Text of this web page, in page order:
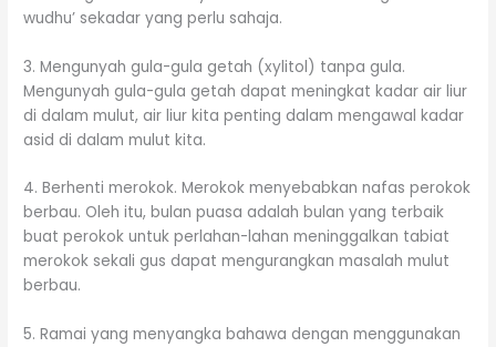
wudhu’ sekadar yang perlu sahaja.
3. Mengunyah gula-gula getah (xylitol) tanpa gula.
Mengunyah gula-gula getah dapat meningkat kadar air liur
di dalam mulut, air liur kita penting dalam mengawal kadar
asid di dalam mulut kita.
4. Berhenti merokok. Merokok menyebabkan nafas perokok
berbau. Oleh itu, bulan puasa adalah bulan yang terbaik
buat perokok untuk perlahan-lahan meninggalkan tabiat
merokok sekali gus dapat mengurangkan masalah mulut
berbau.
5. Ramai yang menyangka bahawa dengan menggunakan